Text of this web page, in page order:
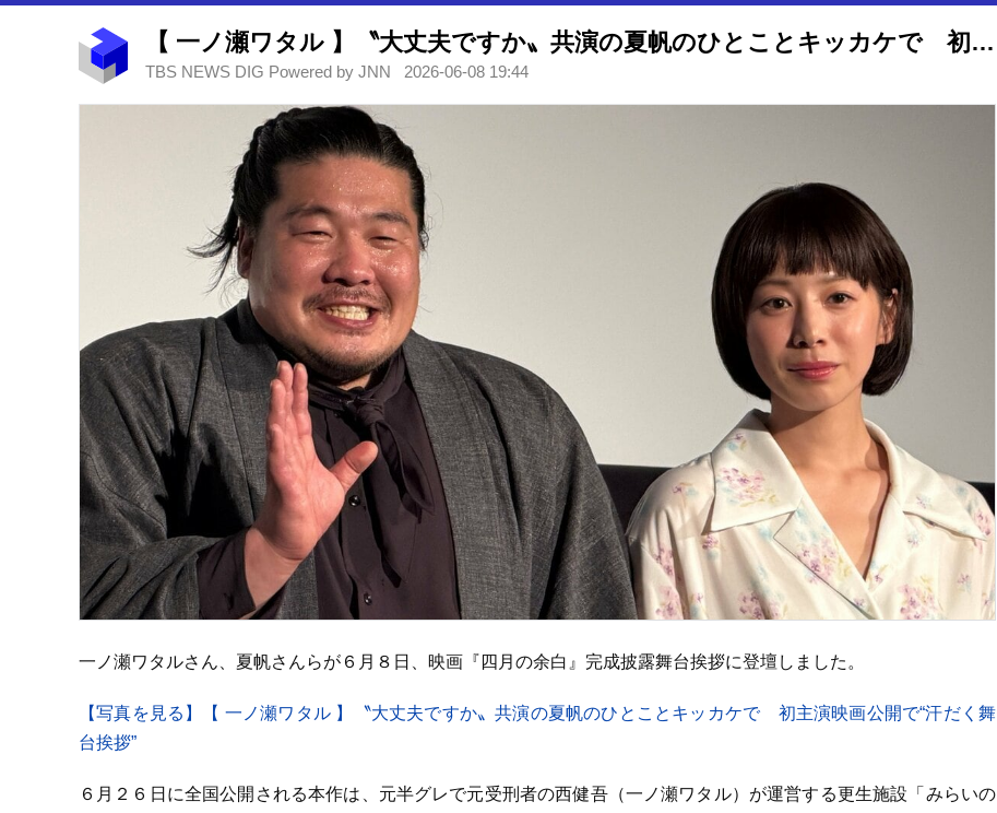
【 一ノ瀬ワタル 】〝大丈夫ですか〟共演の夏帆のひとことキッカケで 初主演映画公開で“汗だく舞台挨拶”
TBS NEWS DIG Powered by JNN 2026-06-08 19:44
一ノ瀬ワタルさん、夏帆さんらが６月８日、映画『四月の余白』完成披露舞台挨拶に登壇しました。
【写真を見る】【 一ノ瀬ワタル 】〝大丈夫ですか〟共演の夏帆のひとことキッカケで 初主演映画公開で“汗だく舞
台挨拶”
６月２６日に全国公開される本作は、元半グレで元受刑者の西健吾（一ノ瀬ワタル）が運営する更生施設「みらいの